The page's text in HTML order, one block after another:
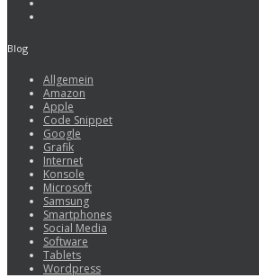
Blog
Allgemein
Amazon
Apple
Code Snippet
Google
Grafik
Internet
Konsole
Microsoft
Samsung
Smartphones
Social Media
Software
Tablets
Wordpress